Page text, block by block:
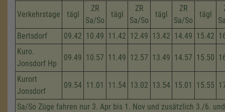
Verkehrstage tägl
ZR
Sa/So
tägl
ZR
Sa/So
tägl
ZR
Sa/So
tägl
Bertsdorf
09.42 10.49 11.42 12.49 13.42 14.49 15.42
Kuro.
Jonsdorf Hp
09.49 10.57 11.49 12.57 13.49 14.57 15.50
Kurort
Jonsdorf
09.54 11.01 11.54 13.02 13.54 15.01 15.55
Sa/So Züge fahren nur 3. Apr bis 1. Nov und zusätzlich 3./6.